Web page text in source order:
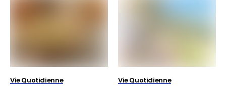
Vie Quotidienne Vie Quotidienne